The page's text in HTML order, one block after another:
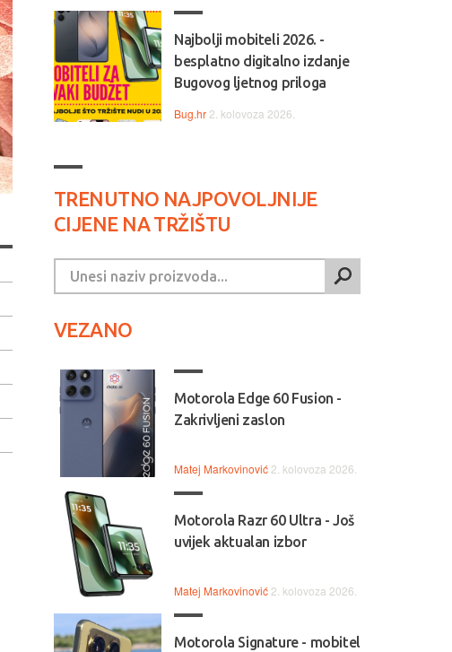
Najbolji mobiteli 2026. -
besplatno digitalno izdanje
Bugovog ljetnog priloga
Bug.hr 2. kolovoza 2026.
TRENUTNO NAJPOVOLJNIJE
CIJENE NA TRŽIŠTU
VEZANO
Motorola Edge 60 Fusion -
Zakrivljeni zaslon
Matej Markovinović 2. kolovoza 2026.
Motorola Razr 60 Ultra - Još
uvijek aktualan izbor
Matej Markovinović 2. kolovoza 2026.
Motorola Signature - mobitel